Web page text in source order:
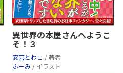
異世界の本屋さんへようこ
そ！３
安芸とわこ / 著者
ふーみ / イラスト